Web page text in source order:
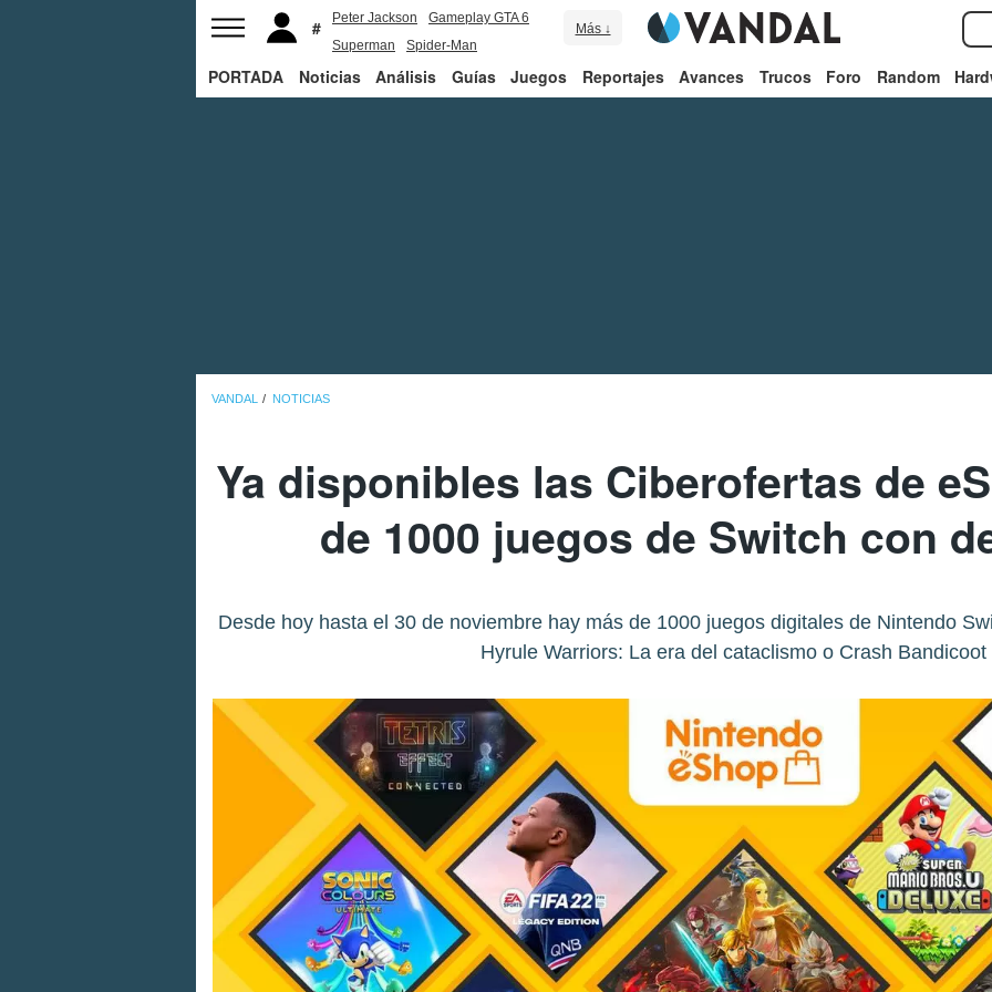
Peter Jackson
Gameplay GTA 6
Superman
Spider-Man
Más ↓
PORTADA Noticias Análisis Guías Juegos Reportajes Avances Trucos Foro Random
VANDAL NOTICIAS
Ya disponibles las Ciberofertas de
de 1000 juegos de Switch con
Desde hoy hasta el 30 de noviembre hay más de 1000 juegos digitales de Nintendo
Hyrule Warriors: La era del cataclismo o Crash Bandicoot